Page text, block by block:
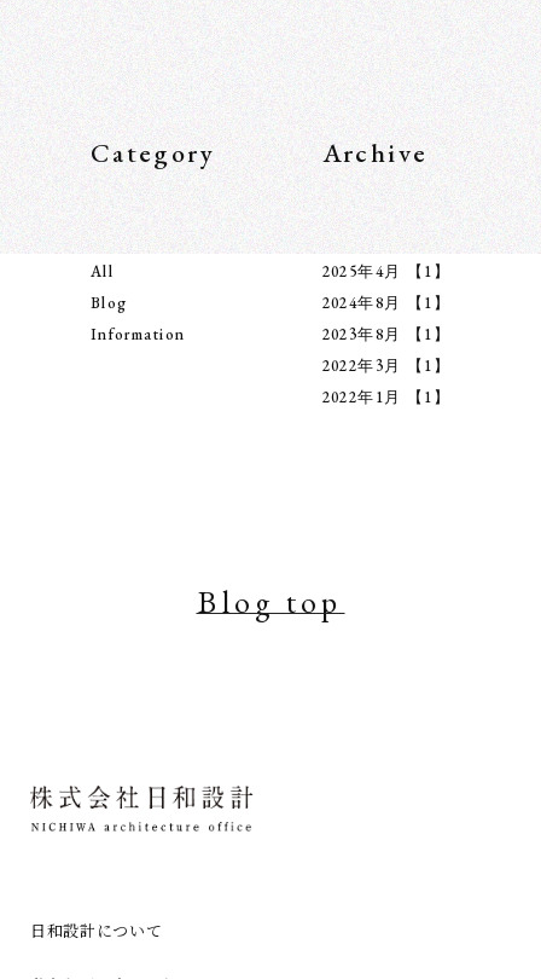
Category
All
Blog
Information
Archive
2025年4月
【1】
2024年8月
【1】
2023年8月
【1】
2022年3月
【1】
2022年1月
【1】
Blog top
日和設計について